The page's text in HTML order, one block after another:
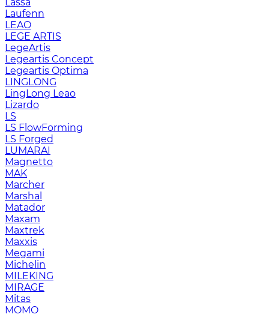
Laufenn
LEAO
LEGE ARTIS
LegeArtis
Legeartis Concept
Legeartis Optima
LINGLONG
LingLong Leao
Lizardo
LS
LS FlowForming
LS Forged
LUMARAI
Magnetto
MAK
Marcher
Marshal
Matador
Maxam
Maxtrek
Maxxis
Megami
Michelin
MILEKING
MIRAGE
Mitas
MOMO